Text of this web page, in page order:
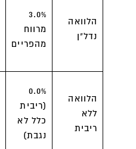
הלוואה
נדל"ן
3.0%
מרווח
מהפריים
הלוואה
ללא
ריבית
0.0%
(ריבית
כלל לא
נגבת)